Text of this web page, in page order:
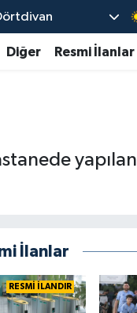
Diğer Resmi İlanlar
yapılan
İlanlar
RESMİ İLANDIR